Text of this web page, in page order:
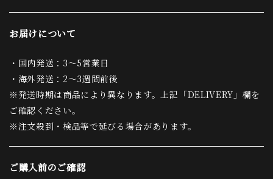
お届けについて
・国内発送：3〜5営業日
・海外発送：2〜3週間前後
※発送時期は商品により異なります。上記「DELIVERY」欄を
ご確認ください。
※注文殺到・検品等で延びる場合があります。
ご購入前のご確認